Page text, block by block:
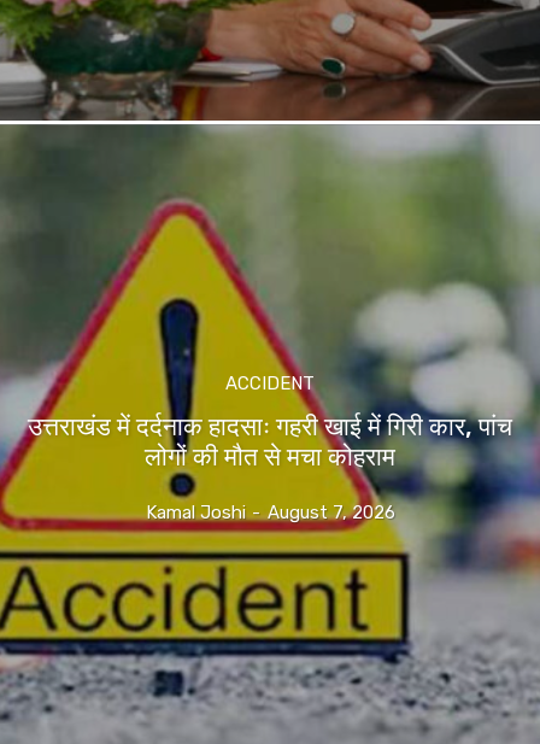
ACCIDENT
उत्तराखंड में दर्दनाक हादसाः गहरी खाई में गिरी कार, पांच
लोगों की मौत से मचा कोहराम
Kamal Joshi - August 7, 2026